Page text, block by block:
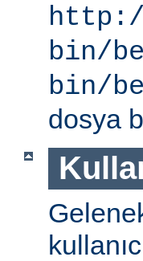
bin/
bin/
dosya